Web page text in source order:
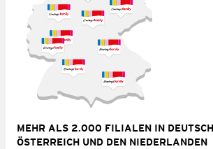
MEHR ALS 2.000 FILIALEN IN
ÖSTERREICH UND DEN NIEDERLANDEN